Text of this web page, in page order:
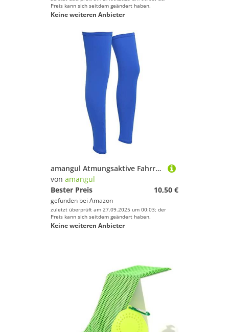
Preis kann sich seitdem geändert haben.
Keine weiteren Anbieter
amangul Atmungsaktive Fahrradbeinmanschette, UV-Schutz, für Sonne, Radfahren, Beinstulpen für Damen und Herren
von amangul
Bester Preis
10,50 €
gefunden bei Amazon
zuletzt überprüft am 27.09.2025 um 00:03; der
Preis kann sich seitdem geändert haben.
Keine weiteren Anbieter